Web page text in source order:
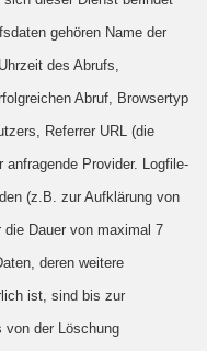
gehören Name der
des Abrufs,
Abruf, Browsertyp
Referrer URL (die
Provider. Logfile-
(z.B. zur Aufklärung von
die Dauer von maximal 7
deren weitere
ist, sind bis zur
von der Löschung